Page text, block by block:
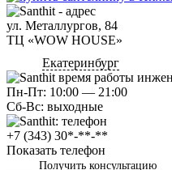
ул. Металлургов, 84
ТЦ «WOW HOUSE»
Екатеринбург
Пн-Пт: 10:00 — 21:00
Сб-Вс: выходные
+7 (343) 30*-**-**
Показать телефон
Получить консультацию